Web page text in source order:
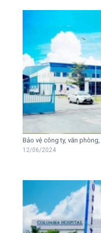
Bảo vệ công ty, văn
12/06/2024